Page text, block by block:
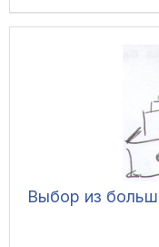
Выбор из